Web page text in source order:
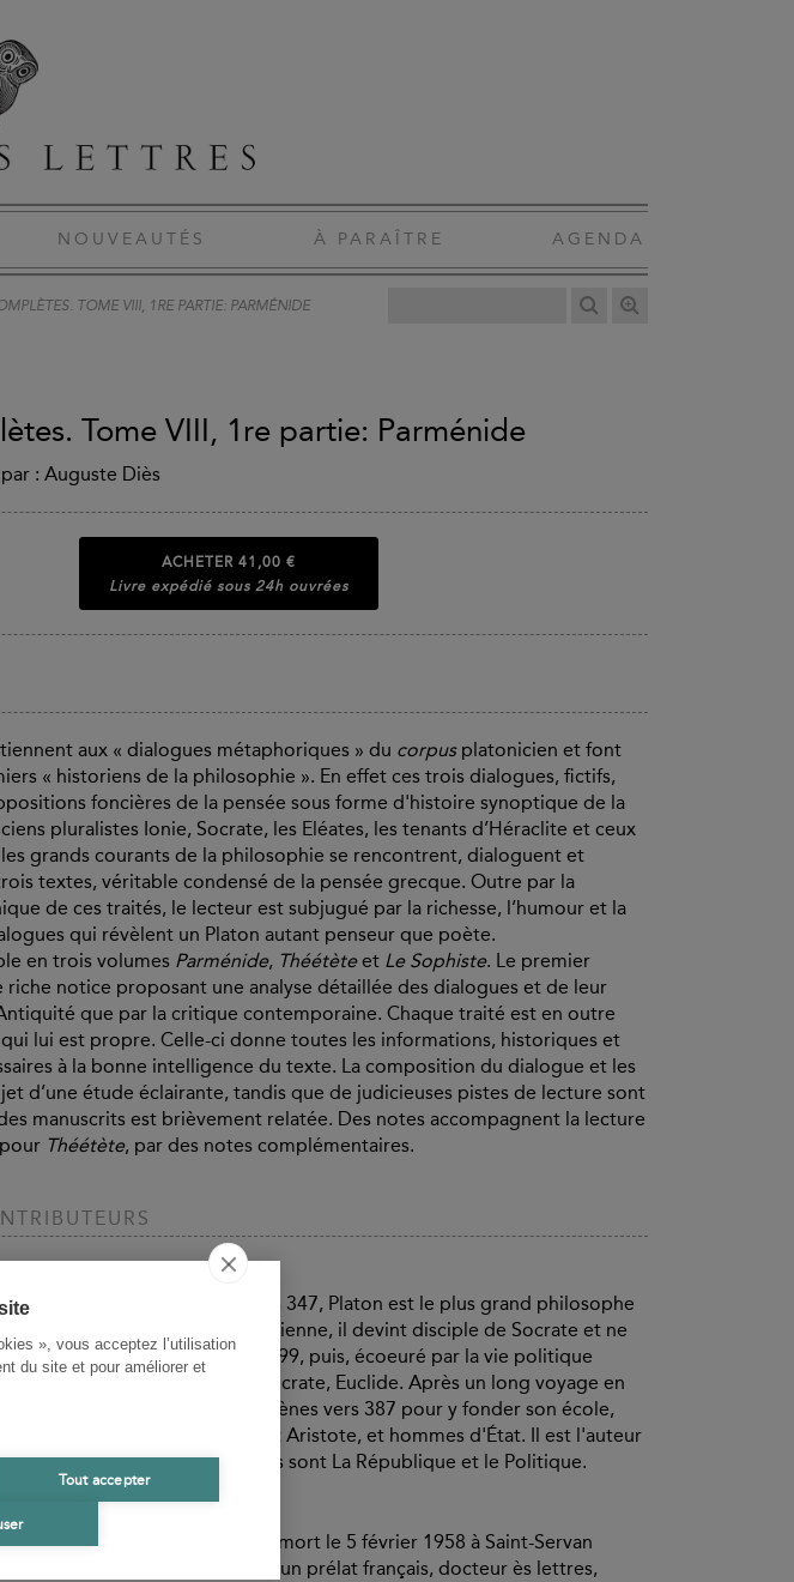
», vous acceptez l’utilisation
du site et pour améliorer et
Tout accepter
NOUVEAUTÉS À PARAÎTRE AGENDA
TOME VIII, 1RE PARTIE: PARMÉNIDE
Tome VIII, 1re partie: Parménide
: Auguste Diès
ACHETER 41,00 €
Livre expédié sous 24h ouvrées
aux « dialogues métaphoriques » du corpusplatonicien et font
« historiens de la philosophie ». En effet ces trois dialogues, fictifs,
foncières de la pensée sous forme d'histoire synoptique de la
pluralistes Ionie, Socrate, les Eléates, les tenants d’Héraclite et ceux
grands courants de la philosophie se rencontrent, dialoguent et
textes, véritable condensé de la pensée grecque. Outre par la
de ces traités, le lecteur est subjugué par la richesse, l’humour et la
qui révèlent un Platon autant penseur que poète.
en trois volumes Parménide, Théétèteet Le Sophiste. Le premier
notice proposant une analyse détaillée des dialogues et de leur
que par la critique contemporaine. Chaque traité est en outre
lui est propre. Celle-ci donne toutes les informations, historiques et
à la bonne intelligence du texte. La composition du dialogue et les
d’une étude éclairante, tandis que de judicieuses pistes de lecture sont
manuscrits est brièvement relatée. Des notes accompagnent la lecture
Théétète, par des notes complémentaires.
Périclès vers 428 et mort vers 347, Platon est le plus grand philosophe
famille de l'aristocratie athénienne, il devint disciple de Socrate et ne
la mort de son maître en 399, puis, écoeuré par la vie politique
Mégare un autre disciple de Socrate, Euclide. Après un long voyage en
et Syracuse, il rentra à Anthènes vers 387 pour y fonder son école,
de nombreux philosophes, dont Aristote, et hommes d'État. Il est l'auteur
dont les plus importants sont La République et le Politique.
1875 au Mans (Sarthe) et mort le 5 février 1958 à Saint-Servan
Saint-Malo, Ille-et-Vilaine), est un prélat français, docteur ès lettres,